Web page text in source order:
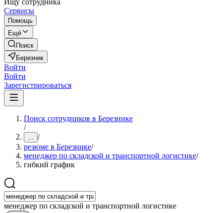
Ищу сотрудника
Сервисы
Помощь
Ещё
Поиск
Березник
Войти
Войти
Зарегистрироваться
Поиск сотрудников в Березнике
/
... /
резюме в Березнике/
менеджер по складской и транспортной логистике/
гибкий график
менеджер по складской и транспортной логистике